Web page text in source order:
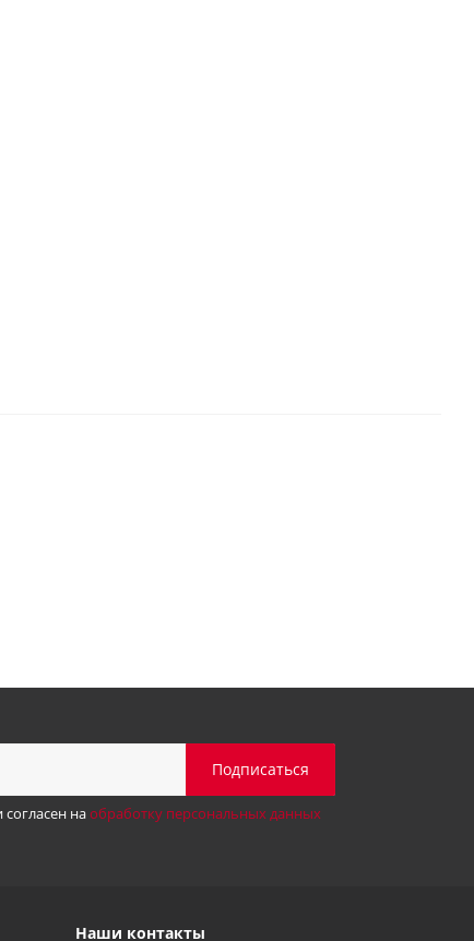
наобработку персональных данных
Наши контакты